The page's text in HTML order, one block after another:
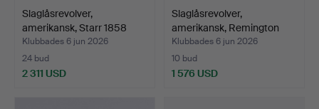
Slaglåsrevolver,
amerikansk, Starr 1858
Do…
Klubbades 6 jun 2026
24 bud
2 311 USD
Slaglåsrevolver,
amerikansk, Remington
New…
Klubbades 6 jun 2026
10 bud
1 576 USD